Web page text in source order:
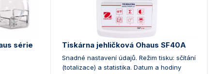
série Tiskárna jehličková Ohaus SF40A
Snadné nastavení údajů. Režim tisku: sčítání
(totalizace) a statistika. Datum a hodiny